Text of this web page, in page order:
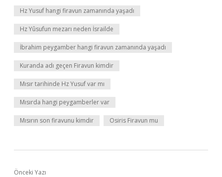
Hz Yusuf hangi firavun zamanında yaşadı
Hz Yûsufun mezarı neden İsrailde
İbrahim peygamber hangi firavun zamanında yaşadı
Kuranda adı geçen Firavun kimdir
Mısır tarihinde Hz Yusuf var mı
Mısırda hangi peygamberler var
Mısırın son firavunu kimdir Osiris Firavun mu
Önceki Yazı